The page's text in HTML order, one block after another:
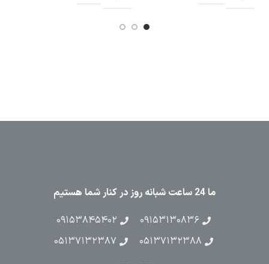
ما 24 ساعت شبانه روز در کنار شما هستیم
۰۹۱۵۳۱۳۰۸۳۶
۰۹۱۵۳۸۴۵۴۰۲
۰۵۱۳۷۱۳۲۳۸۸
۰۵۱۳۷۱۳۲۳۸۷